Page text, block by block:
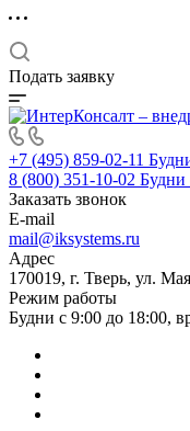
Подать заявку
+7 (495) 859-02-11
8 (800) 351-10-02 Будни
Заказать звонок
E-mail
mail@iksystems.ru
Адрес
170019, г. Тверь, ул.
Режим работы
Будни с 9:00 до 18:00,